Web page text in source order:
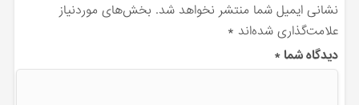
نشانی ایمیل شما منتشر نخواهد شد. بخش‌های موردنیاز
علامت‌گذاری شده‌اند *
دیدگاه شما*